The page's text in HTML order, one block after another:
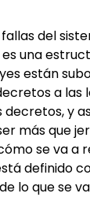
del
una
están
a las
y
más que
se va a
definido
lo que se